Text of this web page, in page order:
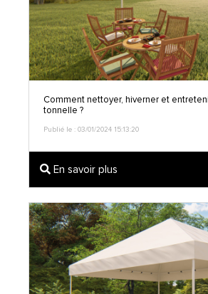
Comment nettoyer, hiverner et
tonnelle ?
Publié le : 03/01/2024 15:13:20
En savoir plus